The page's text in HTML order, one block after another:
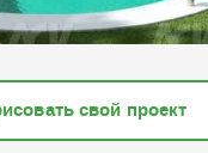
свой проект